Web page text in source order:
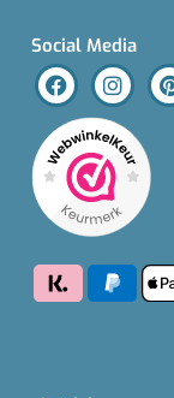
Social Media